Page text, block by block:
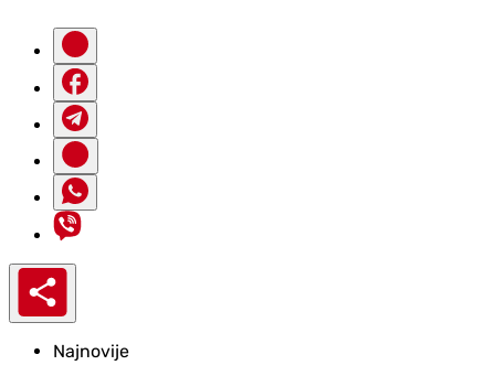
Najnovije